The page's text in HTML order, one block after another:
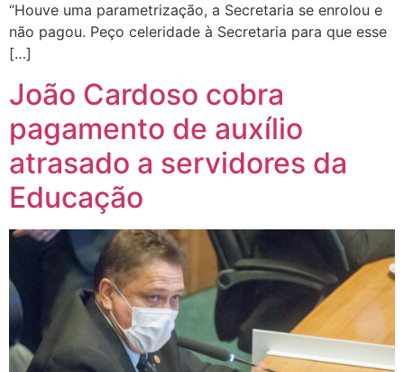
“Houve uma parametrização, a Secretaria se enrolou e
não pagou. Peço celeridade à Secretaria para que esse
[…]
João Cardoso cobra
pagamento de auxílio
atrasado a servidores da
Educação